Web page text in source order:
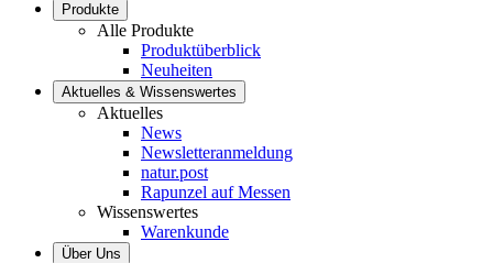
Produkte
Alle Produkte
Produktüberblick
Neuheiten
Aktuelles & Wissenswertes
Aktuelles
News
Newsletteranmeldung
natur.post
Rapunzel auf Messen
Wissenswertes
Warenkunde
Über Uns